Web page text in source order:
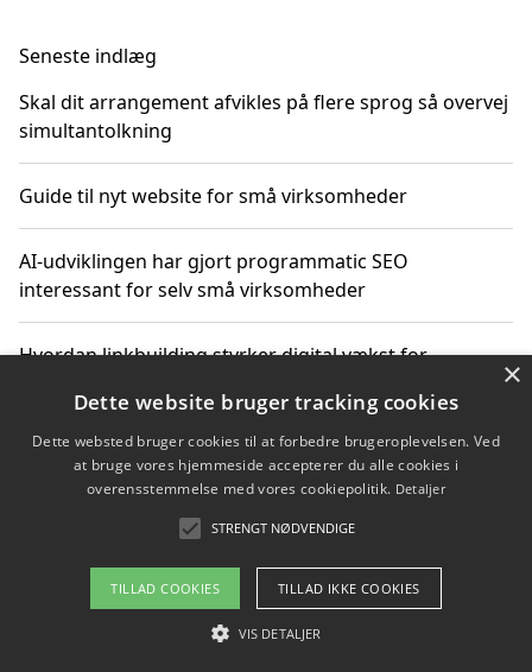
Seneste indlæg
Skal dit arrangement afvikles på flere sprog så overvej
simultantolkning
Guide til nyt website for små virksomheder
AI-udviklingen har gjort programmatic SEO
interessant for selv små virksomheder
Hvordan linkbuilding styrker digital vækst for
Sådan har udviklingen inden for genbrug af elektronik
ændret sig
Copyright 2026 - Pilanto Aps
Om / kontakt
×
Dette website bruger tracking cookies
Dette websted bruger cookies til at forbedre brugeroplevelsen. Ved
at bruge vores hjemmeside accepterer du alle cookies i
overensstemmelse med vores cookiepolitik. Detaljer
STRENGT NØDVENDIGE
TILLAD COOKIES TILLAD IKKE COOKIES
VIS DETALJER